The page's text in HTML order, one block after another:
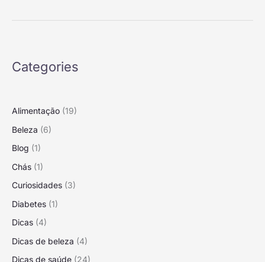
Categories
Alimentação (19)
Beleza (6)
Blog (1)
Chás (1)
Curiosidades (3)
Diabetes (1)
Dicas (4)
Dicas de beleza (4)
Dicas de saúde (24)